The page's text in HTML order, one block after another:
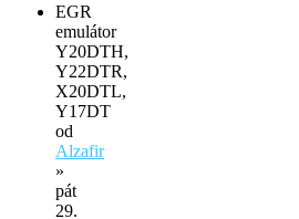
EGR
emulátor
Y20DTH,
Y22DTR,
X20DTL,
Y17DT
od
Alzafir
»
pát
29.